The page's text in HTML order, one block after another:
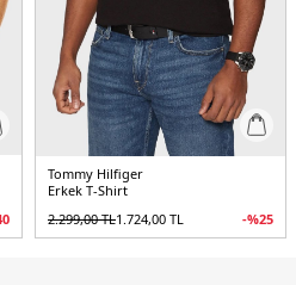
Tommy Hilfiger
Erkek T-Shirt
2.299,00TL1.724,00 TL -%25